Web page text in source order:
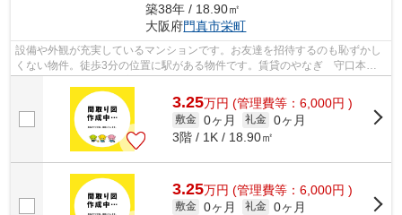
築38年 / 18.90㎡
大阪府門真市栄町
設備や外観が充実しているマンションです。お友達を招待するのも恥ずかし
くない物件。徒歩3分の位置に駅がある物件です。賃貸のやなぎ 守口本店
3.25万円 (管理費等：6,000円 )
敷金 0ヶ月 礼金 0ヶ月
3階 / 1K / 18.90㎡
3.25万円 (管理費等：6,000円 )
敷金 0ヶ月 礼金 0ヶ月